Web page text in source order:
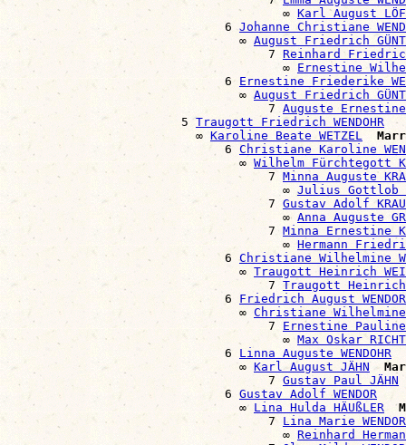
                                      ∞
Karl August
                              6
Johanne Christiane
                                ∞
August Friedrich
                                    7
Reinhard Friedrich
                                      ∞
Ernestine
                              6
Ernestine Friederike
                                ∞
August Friedrich
                                    7
Auguste Ernestine
                        5
Traugott Friedrich WENDOHR
                          ∞
Karoline Beate WETZEL
                              6
Christiane Karoline
                                ∞
Wilhelm Fürchtegott
                                    7
Minna Auguste
                                      ∞
Julius Gottlob
                                    7
Gustav Adolf
                                      ∞
Anna Auguste
                                    7
Minna Ernestine
                                      ∞
Hermann
                              6
Christiane Wilhelmine
                                ∞
Traugott Heinrich
                                    7
Traugott Heinrich
                              6
Friedrich August WENDOR
                                ∞
Christiane Wilhelmine
                                    7
Ernestine Pauline
                                      ∞
Max Oskar
                              6
Linna Auguste WENDOHR
                                ∞
Karl August JÄHN
                                    7
Gustav Paul JÄHN
                              6
Gustav Adolf WENDOR
                                ∞
Lina Hulda HÄUßLER
                                    7
Lina Marie WENDOR
                                      ∞
Reinhard